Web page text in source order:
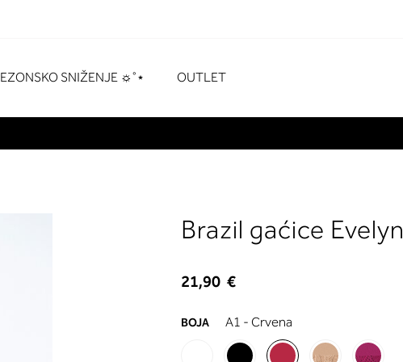
SNIŽENJE ☼˚⋆ OUTLET
Brazil gaćice Evelyn
21,90 €
BOJA A1 - Crvena